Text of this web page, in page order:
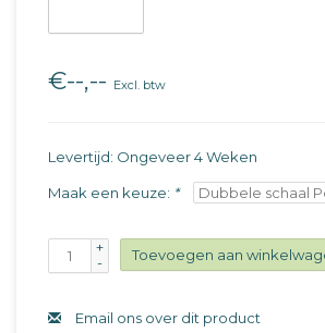
€--,-- Excl. btw
Levertijd: Ongeveer 4 Weken
Maak een keuze: *
+
-
Toevoegen aan
Email ons over dit product